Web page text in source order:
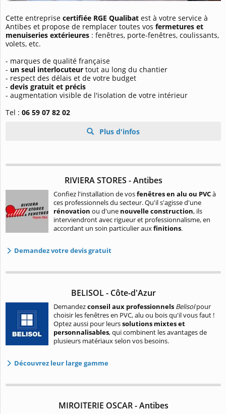
Cette entreprise certifiée RGE Qualibat est à votre service à
Antibes et propose de remplacer toutes vos fermetures et
menuiseries extérieures : fenêtres, porte-fenêtres, coulissants,
volets, etc.
- marques de qualité française
- un seul interlocuteur tout au long du chantier
- respect des délais et de votre budget
- devis gratuit et précis
- augmentation visible de l'isolation de votre intérieur
Tel : 06 59 07 82 02
Plus d'infos
RIVIERA STORES - Antibes
Confiez l'installation de vosfenêtres en alu ou PVCà
ces professionnels du secteur. Qu'il s'agisse d'une
rénovation ou d'une nouvelle construction, ils
interviendront avec rigueur et professionnalisme, en
accordant un soin particulier auxfinitions.
Demandez votre devis gratuit
BELISOL - Côte-d'Azur
Demandezconseil aux professionnels Belisolpour
choisir les fenêtres en PVC, alu ou bois qu'il vous faut !
Optez aussi pour leurssolutions mixtes et
personnalisables, qui combinent les avantages de
plusieurs matériaux selon vos besoins.
Découvrez leur large gamme
MIROITERIE OSCAR - Antibes